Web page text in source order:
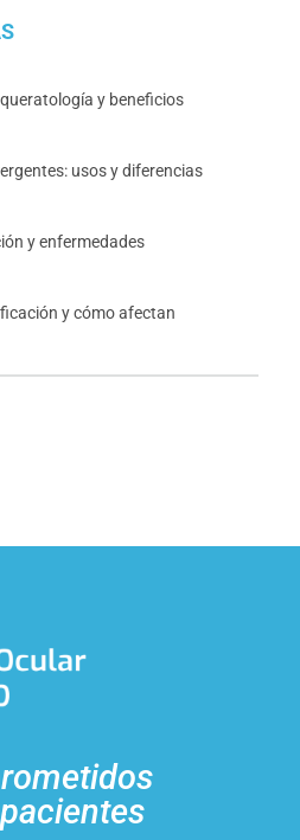
y beneficios
usos y diferencias
y enfermedades
y cómo afectan